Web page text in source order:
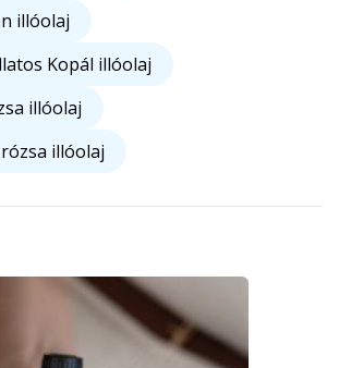
illóolaj
Kopál illóolaj
illóolaj
illóolaj